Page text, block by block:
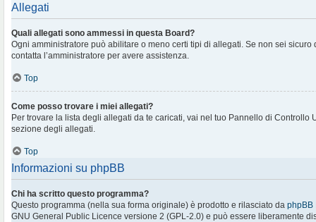
Allegati
Quali allegati sono ammessi in questa Board?
Ogni amministratore può abilitare o meno certi tipi di allegati. Se non sei sicuro
contatta l’amministratore per avere assistenza.
Top
Come posso trovare i miei allegati?
Per trovare la lista degli allegati da te caricati, vai nel tuo Pannello di Controllo
sezione degli allegati.
Top
Informazioni su phpBB
Chi ha scritto questo programma?
Questo programma (nella sua forma originale) è prodotto e rilasciato da phpBB
GNU General Public Licence versione 2 (GPL-2.0) e può essere liberamente